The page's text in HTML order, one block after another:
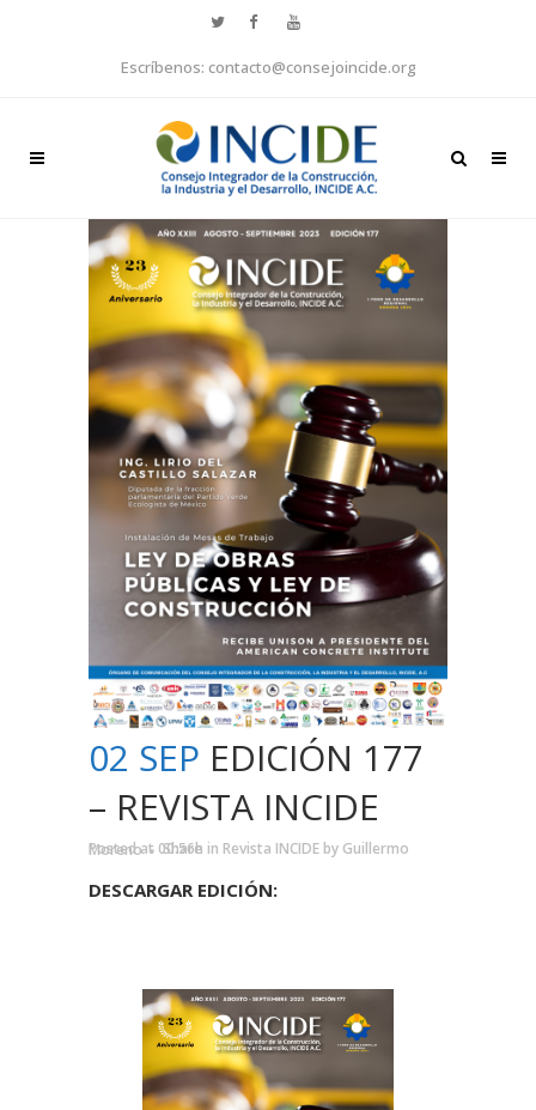
Escríbenos: contacto@consejoincide.org
02 SEP EDICIÓN 177
– REVISTA INCIDE
Posted at 00:56h in Revista INCIDE by
Guillermo Moreno Share
DESCARGAR EDICIÓN: